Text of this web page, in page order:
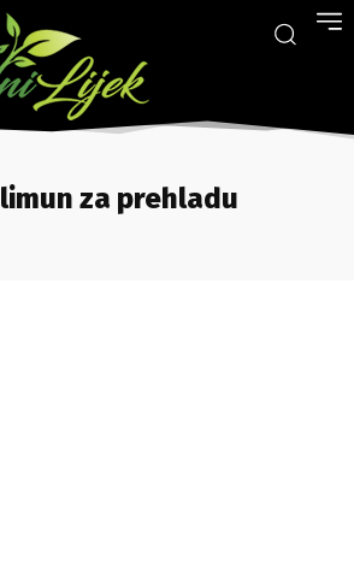
limun za prehladu